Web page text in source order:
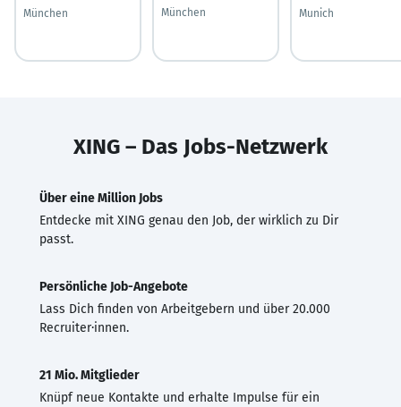
München
München
Munich
XING – Das Jobs-Netzwerk
Über eine Million Jobs
Entdecke mit XING genau den Job, der wirklich zu Dir
passt.
Persönliche Job-Angebote
Lass Dich finden von Arbeitgebern und über 20.000
Recruiter·innen.
21 Mio. Mitglieder
Knüpf neue Kontakte und erhalte Impulse für ein